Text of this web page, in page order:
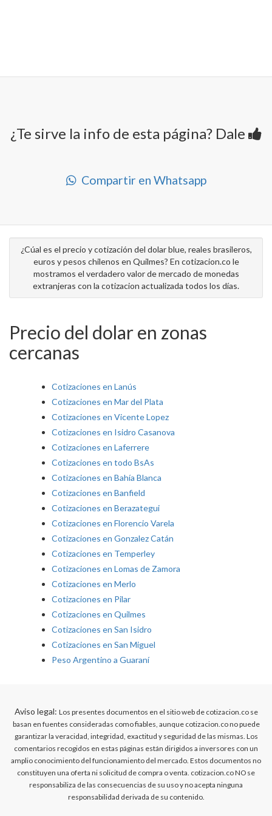
¿Te sirve la info de esta página? Dale
Compartir en Whatsapp
¿Cúal es el precio y cotización del dolar blue, reales brasileros,
euros y pesos chilenos en Quilmes? En cotizacion.co le
mostramos el verdadero valor de mercado de monedas
extranjeras con la cotizacion actualizada todos los días.
Precio del dolar en zonas
cercanas
Cotizaciones en Lanús
Cotizaciones en Mar del Plata
Cotizaciones en Vicente Lopez
Cotizaciones en Isidro Casanova
Cotizaciones en Laferrere
Cotizaciones en todo BsAs
Cotizaciones en Bahía Blanca
Cotizaciones en Banfield
Cotizaciones en Berazategui
Cotizaciones en Florencio Varela
Cotizaciones en Gonzalez Catán
Cotizaciones en Temperley
Cotizaciones en Lomas de Zamora
Cotizaciones en Merlo
Cotizaciones en Pilar
Cotizaciones en Quilmes
Cotizaciones en San Isidro
Cotizaciones en San Miguel
Peso Argentino a Guaraní
Aviso legal: Los presentes documentos en el sitio web de cotizacion.co se
basan en fuentes consideradas como fiables, aunque cotizacion.co no puede
garantizar la veracidad, integridad, exactitud y seguridad de las mismas. Los
comentarios recogidos en estas páginas están dirigidos a inversores con un
amplio conocimiento del funcionamiento del mercado. Estos documentos no
constituyen una oferta ni solicitud de compra o venta. cotizacion.co NO se
responsabiliza de las consecuencias de su uso y no acepta ninguna
responsabilidad derivada de su contenido.